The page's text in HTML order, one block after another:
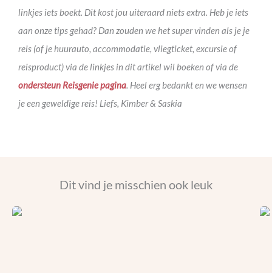
linkjes iets boekt. Dit kost jou uiteraard niets extra. Heb je iets
aan onze tips gehad? Dan zouden we het super vinden als je je
reis (of je huurauto, accommodatie, vliegticket, excursie of
reisproduct) via de linkjes in dit artikel wil boeken of via de
ondersteun Reisgenie pagina . Heel erg bedankt en we wensen
je een geweldige reis! Liefs, Kimber & Saskia
Dit vind je misschien ook leuk